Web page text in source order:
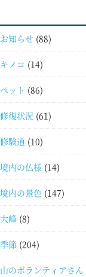
お知らせ (88)
キノコ (14)
ペット (86)
修復状況 (61)
修験道 (10)
境内の仏様 (14)
境内の景色 (147)
大峰 (8)
季節 (204)
山のボランティアさん